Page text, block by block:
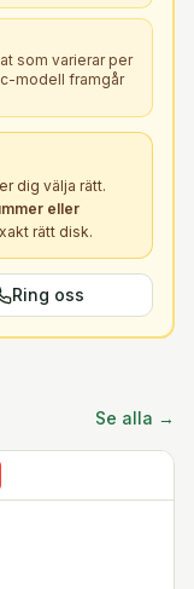
som varierar per
modell framgår
dig välja rätt.
eller
rätt disk.
Ring oss
Se alla →